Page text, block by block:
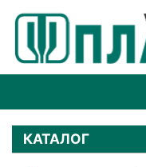
КАТАЛОГ